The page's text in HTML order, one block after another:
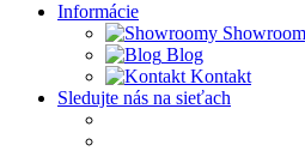
Informácie
Blog
Kontakt
Sledujte nás na sieťach